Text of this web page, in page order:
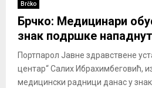
Brčko
Брчко: Медицинари
знак подршке
Портпарол Јавне здравствене
центар“ Салих Ибрахимбеговић,
медицински радници данас у знак